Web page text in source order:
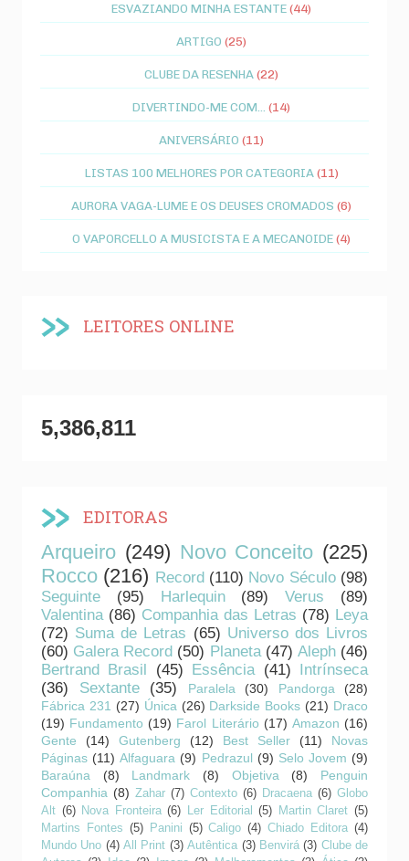
ESVAZIANDO MINHA ESTANTE(44)
ARTIGO (25)
CLUBE DA RESENHA(22)
DIVERTINDO-ME COM... (14)
ANIVERSÁRIO (11)
LISTAS 100 MELHORES POR CATEGORIA (11)
AURORA VAGA-LUME E OS DEUSES CROMADOS (6)
O VAPORCELLO A MUSICISTA E A MECANOIDE(4)
LEITORES ONLINE
5,386,811
EDITORAS
Arqueiro (249) Novo Conceito (225)
Rocco (216) Record (110) Novo Século (98)
Seguinte
(95) Harlequin (89) Verus
(89)
Valentina (86) Companhia das Letras (78) Leya
(72) Suma de Letras (65) Universo dos Livros
(60) Galera Record (50) Planeta (47) Aleph (46)
Bertrand Brasil
(45) Essência (41)
Intrínseca
(36)
Sextante (35) Paralela (30) Pandorga
(28)
Fábrica 231 (27) Única (26) Darkside Books (21) Draco
(19) Fundamento (19) Farol Literário (17) Amazon (16)
Gente
(14) Gutenberg (12) Best Seller (11)
Novas
Páginas (11) Alfaguara (9) Pedrazul (9) Selo Jovem (9)
Baraúna
(8) Landmark (8) Objetiva (8)
Penguin
Companhia (8) Zahar (7) Contexto (6) Dracaena (6) Globo
Alt (6) Nova Fronteira (6) Ler Editorial (5) Martin Claret (5)
Martins Fontes (5) Panini (5) Caligo (4) Chiado Editora (4)
Mundo Uno (4) All Print (3) Autêntica (3) Benvirá (3) Clube de